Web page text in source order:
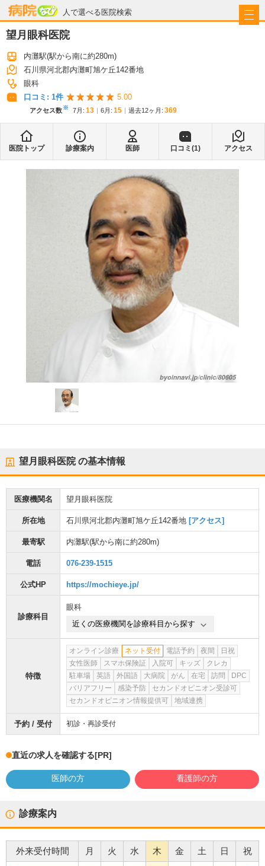
人で選べる医院検索
病院なび
望月眼科医院
内灘駅(駅から南に約280m)
石川県河北郡内灘町旭ケ丘142番地
眼科
口コミ: 1件 5.00
アクセス数※ 7月 : 13 6月 : 15 過去12ヶ月: 369
医院トップ 診療案内 医師 口コミ(1) アクセス
望月眼科医院の基本情報
医療機関名 望月眼科医院
所在地 石川県河北郡内灘町旭ケ丘142番地 [アクセス]
最寄駅 内灘駅(駅から南に約280m)
電話 076-239-1515
公式HP https://mochieye.jp/
診療科目
眼科
近くの医療機関を診療科目から探す
特徴
オンライン診療 ネット受付 電話予約 夜間
日祝
女性医師
スマホ保険証 入院可 キッズ
クレカ
駐車場
英語 外国語 大病院 がん 在宅 訪問
DPC
バリアフリー
感染予防
セカンドオピニオン受診可
セカンドオピニオン情報提供可
地域連携
予約 / 受付 初診・再診受付
直近の求人を確認する[PR]
医師の方 看護師の方
診療案内
外来受付時間 月 火 水 木 金 土 日 祝